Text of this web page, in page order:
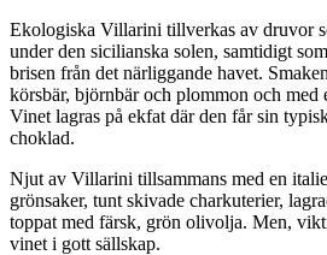
Ekologiska Villarini tillverkas av druvor
under den sicilianska solen, samtidigt
brisen från det närliggande havet.
körsbär, björnbär och plommon och med
Vinet lagras på ekfat där den får sin
choklad.
Njut av Villarini tillsammans med en
grönsaker, tunt skivade charkuterier,
toppat med färsk, grön olivolja. Men,
vinet i gott sällskap.